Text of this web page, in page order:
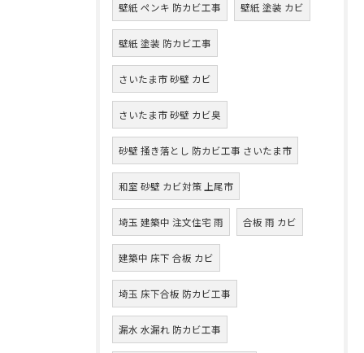
壁紙 ペンキ 防カビ工事 壁紙 塗装 カビ
壁紙 塗装 防カビ工事
さいたま市 砂壁 カビ
さいたま市 砂壁 カビ臭
砂壁 掻き落とし 防カビ工事 さいたま市
和室 砂壁 カビ対策 上尾市
埼玉 建築中 注文住宅 雨 合板 雨 カビ
建築中 床下 合板 カビ
埼玉 床下合板 防カビ工事
漏水 水漏れ 防カビ工事